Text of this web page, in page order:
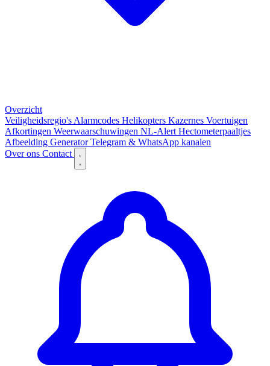
Overzicht
Veiligheidsregio's Alarmcodes Helikopters Kazernes Voertuigen
Afkortingen Weerwaarschuwingen NL-Alert Hectometerpaaltjes
Afbeelding GeneratorTelegram & WhatsApp kanalen
Over ons Contact